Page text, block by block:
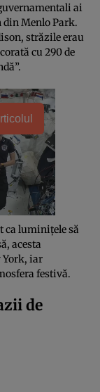
ai
Menlo Park.
străzile erau
cu 290 de
ca luminițele să
acesta
York, iar
festivă.
de